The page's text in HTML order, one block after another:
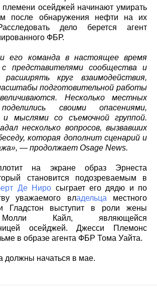
племени осейджей начинают умирать
после обнаружения нефти на их
дело берется агент
ФБР.
и его команда в настоящее время
представителями сообщества и
расширять круг взаимодействия,
подготовительной работы
Несколько местных
своими опасениями,
и мыслями со съемочной группой.
несколько вопросов, вызвавших
которая дополнит сценарий и
— продолжает Osage News.
на экране образ Эрнеста
становится подозреваемым в
Де Ниро сыграет его дядю и по
уважаемого владельца местного
Гладстон выступит в роли жены
Кайл, являющейся
осейджей. Джесси Племонс
в образе агента ФБР Тома Уайта.
начаться в мае.